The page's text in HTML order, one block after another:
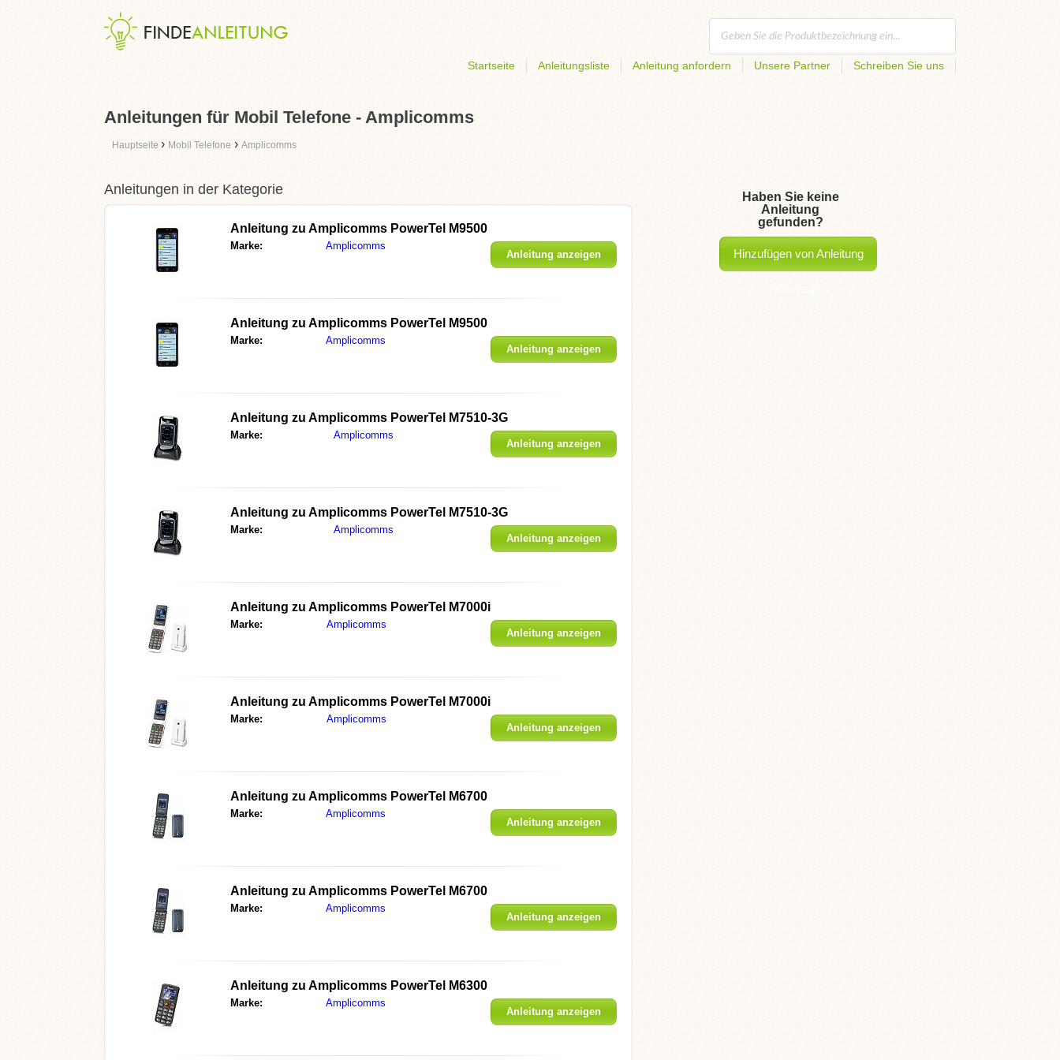
Startseite Anleitungsliste Anleitung anfordern Unsere Partner Schreiben Sie uns
Anleitungen für Mobil Telefone - Amplicomms
Hauptseite › Mobil Telefone › Amplicomms
Anleitungen in der Kategorie
Anleitung zu Amplicomms PowerTel M9500
Marke: Amplicomms
Anleitung anzeigen
Anleitung zu Amplicomms PowerTel M9500
Marke: Amplicomms
Anleitung anzeigen
Anleitung zu Amplicomms PowerTel M7510-3G
Marke: Amplicomms
Anleitung anzeigen
Anleitung zu Amplicomms PowerTel M7510-3G
Marke: Amplicomms
Anleitung anzeigen
Anleitung zu Amplicomms PowerTel M7000i
Marke: Amplicomms
Anleitung anzeigen
Anleitung zu Amplicomms PowerTel M7000i
Marke: Amplicomms
Anleitung anzeigen
Anleitung zu Amplicomms PowerTel M6700
Marke: Amplicomms
Anleitung anzeigen
Anleitung zu Amplicomms PowerTel M6700
Marke: Amplicomms
Anleitung anzeigen
Anleitung zu Amplicomms PowerTel M6300
Marke: Amplicomms
Anleitung anzeigen
Haben Sie keine
Anleitung
gefunden?
Hinzufügen von Anleitung